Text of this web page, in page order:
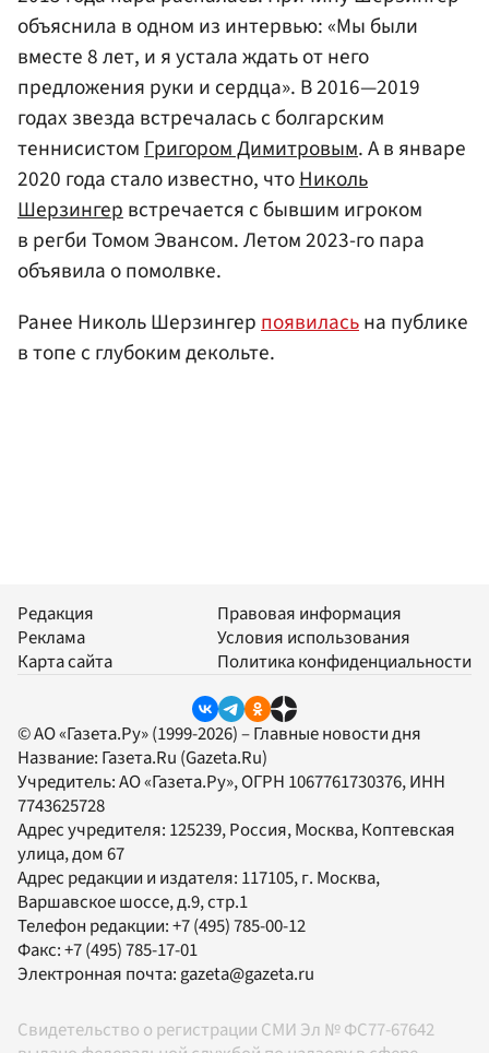
объяснила в одном из интервью: «Мы были
вместе 8 лет, и я устала ждать от него
предложения руки и сердца». В 2016—2019
годах звезда встречалась с болгарским
теннисистом Григором Димитровым. А в январе
2020 года стало известно, чтоНиколь
Шерзингер встречается с бывшим игроком
в регби Томом Эвансом. Летом 2023-го пара
объявила о помолвке.
Ранее Николь Шерзингерпоявиласьна публике
в топе с глубоким декольте.
Редакция
Реклама
Карта сайта
Правовая информация
Условия использования
Политика конфиденциальности
© АО «Газета.Ру» (1999-2026) – Главные новости дня
Название: Газета.Ru (Gazeta.Ru)
Учредитель:АО «Газета.Ру», ОГРН 1067761730376, ИНН
7743625728
Адрес учредителя: 125239, Россия, Москва, Коптевская
улица, дом 67
Адрес редакции и издателя: 117105, г. Москва,
Варшавское шоссе, д.9, стр.1
Телефон редакции:+7 (495) 785-00-12
Факс:+7 (495) 785-17-01
Электронная почта:gazeta@gazeta.ru
Свидетельство о регистрации СМИ Эл № ФС77-67642